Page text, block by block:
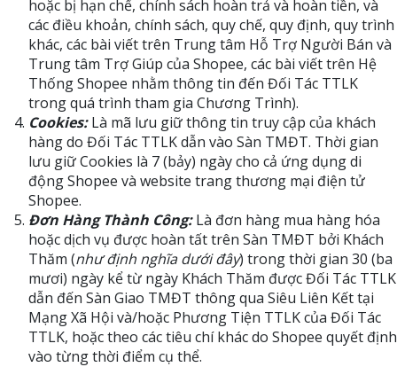
hoặc bị hạn chế, chính sách hoàn trả và hoàn tiền, và
các điều khoản, chính sách, quy chế, quy định, quy trình
khác, các bài viết trên Trung tâm Hỗ Trợ Người Bán và
Trung tâm Trợ Giúp của Shopee, các bài viết trên Hệ
Thống Shopee nhằm thông tin đến Đối Tác TTLK
trong quá trình tham gia Chương Trình).
Cookies:Là mã lưu giữ thông tin truy cập của khách
hàng do Đối Tác TTLK dẫn vào Sàn TMĐT. Thời gian
lưu giữ Cookies là 7 (bảy) ngày cho cả ứng dụng di
động Shopee và website trang thương mại điện tử
Shopee.
Đơn Hàng Thành Công:Là đơn hàng mua hàng hóa
hoặc dịch vụ được hoàn tất trên Sàn TMĐT bởi Khách
Thăm (như định nghĩa dưới đây) trong thời gian 30 (ba
mươi) ngày kể từ ngày Khách Thăm được Đối Tác TTLK
dẫn đến Sàn Giao TMĐT thông qua Siêu Liên Kết tại
Mạng Xã Hội và/hoặc Phương Tiện TTLK của Đối Tác
TTLK, hoặc theo các tiêu chí khác do Shopee quyết định
vào từng thời điểm cụ thể.